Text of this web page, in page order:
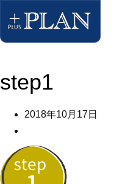
step1
2018年10月17日